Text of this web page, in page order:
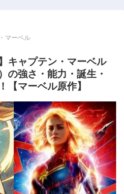
マーベル
キャプテン・マーベル
の強さ・能力・誕生・
【マーベル原作】